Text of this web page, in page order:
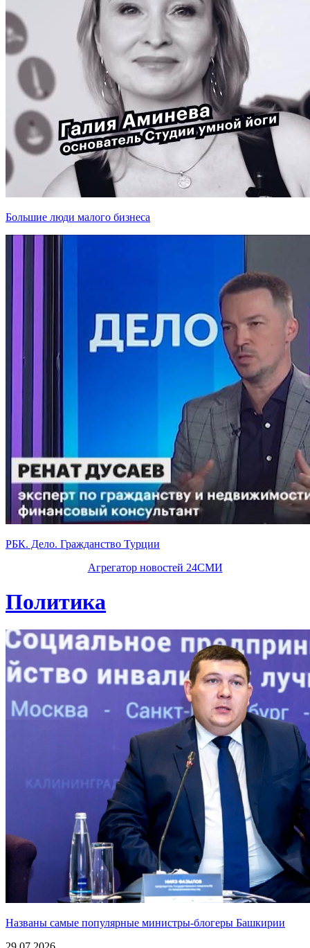
Большие люди малого бизнеса
РБК. Дело. Гражданство Турции
Агрегатор новостей 24СМИ
Политика
Названы самые популярные министры-блогеры Башкирии